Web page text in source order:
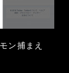
ン捕まえ